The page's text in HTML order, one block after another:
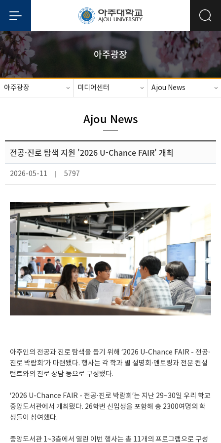
아주광장
아주광장 미디어센터 Ajou News
Ajou News
전공·진로 탐색 지원 '2026 U-Chance FAIR' 개최
2026-05-11 5797
아주인의 전공과 진로 탐색을 돕기 위해 ‘2026 U-Chance FAIR - 전공·
진로 박람회’가 마련됐다. 행사는 각 학과 별 설명회·멘토링과 전문 컨설
턴트와의 진로 상담 등으로 구성됐다.
‘2026 U-Chance FAIR - 전공·진로 박람회’는 지난 29~30일 우리 학교
중앙도서관에서 개최됐다. 26학번 신입생을 포함해 총 2300여명의 학
생들이 참여했다.
중앙도서관 1~3층에서 열린 이번 행사는 총 11개의 프로그램으로 구성